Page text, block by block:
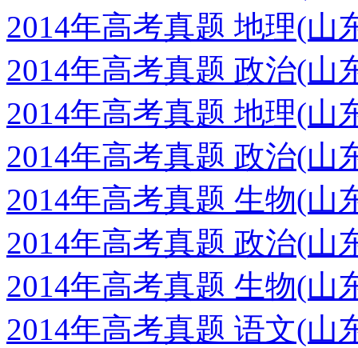
2014年高考真题 地理(山
2014年高考真题 政治(山
2014年高考真题 地理(山
2014年高考真题 政治(山
2014年高考真题 生物(山
2014年高考真题 政治(山
2014年高考真题 生物(山
2014年高考真题 语文(山